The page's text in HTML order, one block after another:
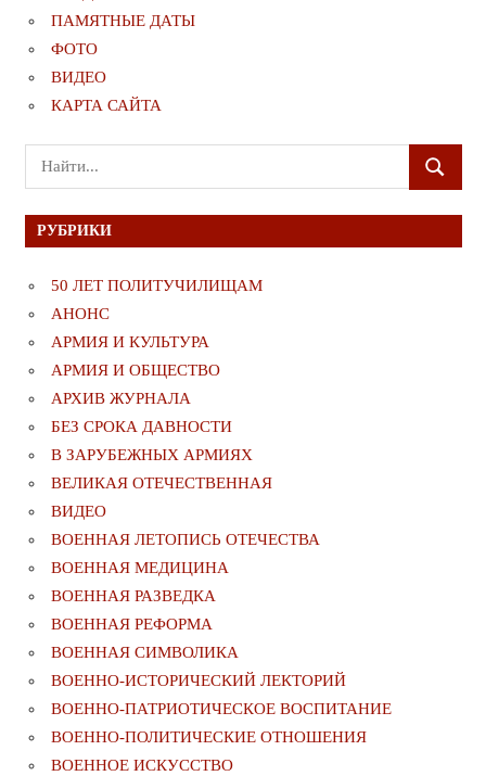
ПАМЯТНЫЕ ДАТЫ
ФОТО
ВИДЕО
КАРТА САЙТА
Поиск
для:
ПОИСК
РУБРИКИ
50 ЛЕТ ПОЛИТУЧИЛИЩАМ
АНОНС
АРМИЯ И КУЛЬТУРА
АРМИЯ И ОБЩЕСТВО
АРХИВ ЖУРНАЛА
БЕЗ СРОКА ДАВНОСТИ
В ЗАРУБЕЖНЫХ АРМИЯХ
ВЕЛИКАЯ ОТЕЧЕСТВЕННАЯ
ВИДЕО
ВОЕННАЯ ЛЕТОПИСЬ ОТЕЧЕСТВА
ВОЕННАЯ МЕДИЦИНА
ВОЕННАЯ РАЗВЕДКА
ВОЕННАЯ РЕФОРМА
ВОЕННАЯ СИМВОЛИКА
ВОЕННО-ИСТОРИЧЕСКИЙ ЛЕКТОРИЙ
ВОЕННО-ПАТРИОТИЧЕСКОЕ ВОСПИТАНИЕ
ВОЕННО-ПОЛИТИЧЕСКИE ОТНОШЕНИЯ
ВОЕННОЕ ИСКУССТВО